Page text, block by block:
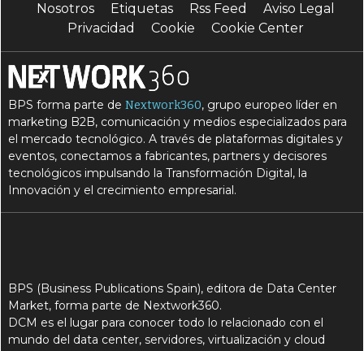
Nosotros Etiquetas Rss Feed
Aviso Legal
Privacidad
Cookie Cookie Center
BPS forma parte deNextwork360, grupo europeo líder en
marketing B2B, comunicación y medios especializados para
el mercado tecnológico. A través de plataformas digitales y
eventos, conectamos a fabricantes, partners y decisores
tecnológicos impulsando la Transformación Digital, la
Innovación y el crecimiento empresarial.
BPS (Business Publications Spain), editora de Data Center
Market, forma parte de Nextwork360.
DCM es el lugar para conocer todo lo relacionado con el
mundo del data center, servidores, virtualización y cloud